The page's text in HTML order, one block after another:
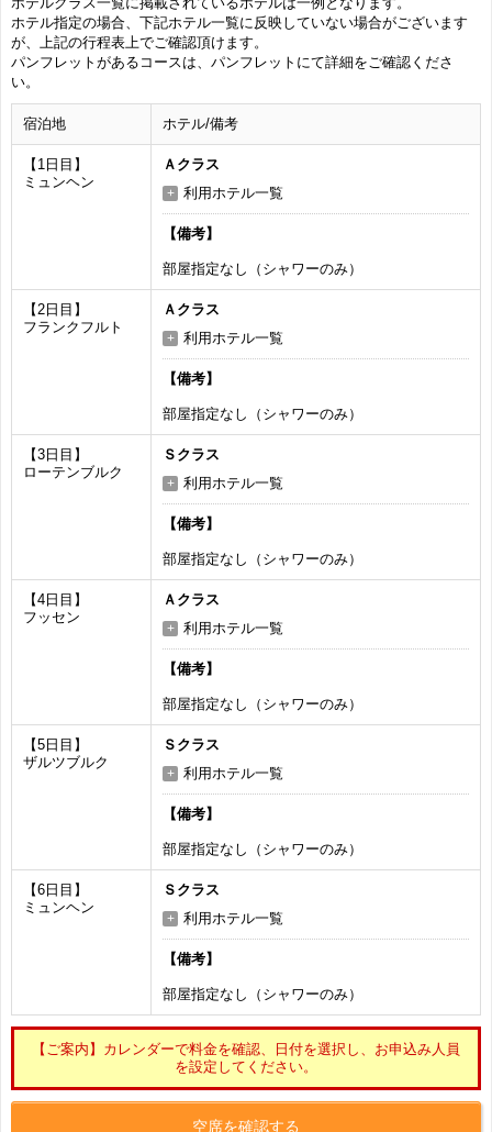
ホテル指定の場合、下記ホテル一覧に反映していない場合がございます
が、上記の行程表上でご確認頂けます。
パンフレットがあるコースは、パンフレットにて詳細をご確認くださ
い。
宿泊地 ホテル/備考
【1日目】
ミュンヘン
Ａクラス
利用ホテル一覧
【備考】
部屋指定なし（シャワーのみ）
【2日目】
フランクフルト
Ａクラス
利用ホテル一覧
【備考】
部屋指定なし（シャワーのみ）
【3日目】
ローテンブルク
Ｓクラス
利用ホテル一覧
【備考】
部屋指定なし（シャワーのみ）
【4日目】
フッセン
Ａクラス
利用ホテル一覧
【備考】
部屋指定なし（シャワーのみ）
【5日目】
ザルツブルク
Ｓクラス
利用ホテル一覧
【備考】
部屋指定なし（シャワーのみ）
【6日目】
ミュンヘン
Ｓクラス
利用ホテル一覧
【備考】
部屋指定なし（シャワーのみ）
【ご案内】カレンダーで料金を確認、日付を選択し、お申込み人員
を設定してください。
空席を確認する